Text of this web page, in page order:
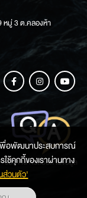
หมู่ 3 ต.คลองห้า
ช่องทางการสอบถามข้อมูล
เพื่อพัฒนาประสบการณ์
ช้คุกกี้ของเราผ่านทาง
ส่วนตัว'